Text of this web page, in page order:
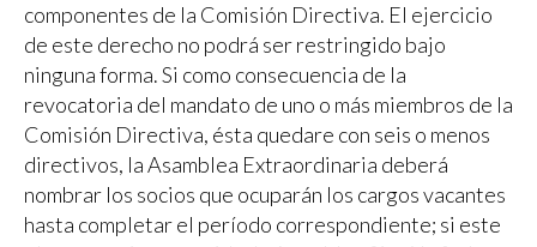
componentes de la Comisión Directiva. El ejercicio
de este derecho no podrá ser restringido bajo
ninguna forma. Si como consecuencia de la
revocatoria del mandato de uno o más miembros de la
Comisión Directiva, ésta quedare con seis o menos
directivos, la Asamblea Extraordinaria deberá
nombrar los socios que ocuparán los cargos vacantes
hasta completar el período correspondiente; si este